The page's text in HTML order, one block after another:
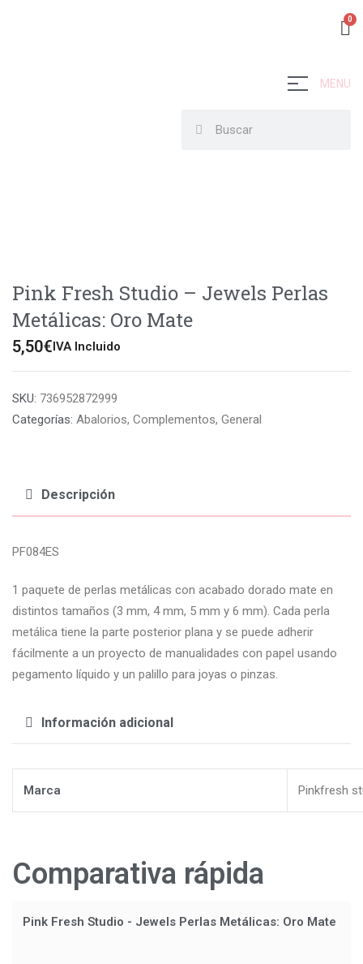
MENU
Pink Fresh Studio – Jewels Perlas
Metálicas: Oro Mate
5,50€IVA Incluido
SKU: 736952872999
Categorías: Abalorios, Complementos, General
Descripción
PF084ES
1 paquete de perlas metálicas con acabado dorado mate en
distintos tamaños (3 mm, 4 mm, 5 mm y 6 mm). Cada perla
metálica tiene la parte posterior plana y se puede adherir
fácilmente a un proyecto de manualidades con papel usando
pegamento líquido y un palillo para joyas o pinzas.
Información adicional
Marca Pinkfresh
Comparativa rápida
Pink Fresh Studio - Jewels Perlas Metálicas: Oro Mate